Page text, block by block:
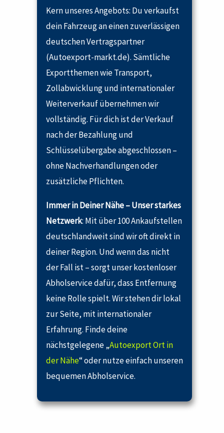
Kern unseres Angebots: Du verkaufst
dein Fahrzeug an einen zuverlässigen
deutschen Vertragspartner
(Autoexport-markt.de). Sämtliche
Exportthemen wie Transport,
Zollabwicklung und internationaler
Weiterverkauf übernehmen wir
vollständig. Für dich ist der Verkauf
nach der Bezahlung und
Schlüsselübergabe abgeschlossen –
ohne Nachverhandlungen oder
zusätzliche Pflichten.
Immer in Deiner Nähe – Unser starkes
Netzwerk: Mit über 100 Ankaufstellen
deutschlandweit sind wir oft direkt in
deiner Region. Und wenn das nicht
der Fall ist – sorgt unser kostenloser
Abholservice dafür, dass Entfernung
keine Rolle spielt. Wir stehen dir lokal
zur Seite, mit internationaler
Erfahrung. Finde deine
nächstgelegene „Autoexport Ort in
der Nähe“ oder nutze einfach unseren
bequemen Abholservice.